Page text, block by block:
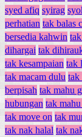
syed afiq syirag
perhatian tak balas
bersedia kahwin
dihargai tak
tak kesampaian tak
tak macam dulu tak
berpisah tak mahu
hubungan tak
tak move on tak
tak nak halal tak